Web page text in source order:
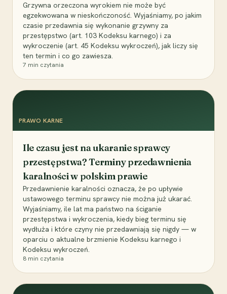
Grzywna orzeczona wyrokiem nie może być
egzekwowana w nieskończoność. Wyjaśniamy, po jakim
czasie przedawnia się wykonanie grzywny za
przestępstwo (art. 103 Kodeksu karnego) i za
wykroczenie (art. 45 Kodeksu wykroczeń), jak liczy się
ten termin i co go zawiesza.
7 min czytania
PRAWO KARNE
Ile czasu jest na ukaranie sprawcy
przestępstwa? Terminy przedawnienia
karalności w polskim prawie
Przedawnienie karalności oznacza, że po upływie
ustawowego terminu sprawcy nie można już ukarać.
Wyjaśniamy, ile lat ma państwo na ściganie
przestępstwa i wykroczenia, kiedy bieg terminu się
wydłuża i które czyny nie przedawniają się nigdy — w
oparciu o aktualne brzmienie Kodeksu karnego i
Kodeksu wykroczeń.
8 min czytania